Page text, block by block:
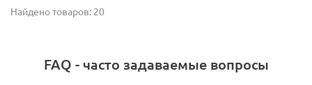
Найдено товаров: 20
FAQ - часто задаваемые вопросы